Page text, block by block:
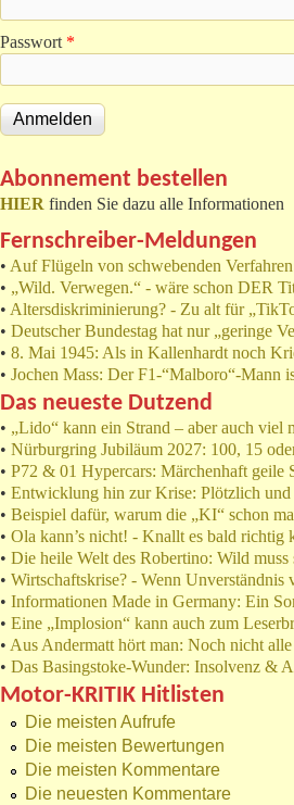
Passwort *
Abonnement bestellen
HIER finden Sie dazu alle Informationen
Fernschreiber-Meldungen
• Auf Flügeln von schwebenden
• „Wild. Verwegen.“ - wäre schon DER
• Altersdiskriminierung? - Zu alt für
• Deutscher Bundestag hat nur „geringe
• 8. Mai 1945: Als in Kallenhardt noch
• Jochen Mass: Der F1-“Malboro“-Mann
Das neueste Dutzend
• „Lido“ kann ein Strand – aber auch viel
• Nürburgring Jubiläum 2027: 100, 15
• P72 & 01 Hypercars: Märchenhaft geile
• Entwicklung hin zur Krise: Plötzlich und
• Beispiel dafür, warum die „KI“ schon
• Ola kann’s nicht! - Knallt es bald richtig
• Die heile Welt des Robertino: Wild muss
• Wirtschaftskrise? - Wenn Unverständnis
• Informationen Made in Germany: Ein
• Eine „Implosion“ kann auch zum
• Aus Andermatt hört man: Noch nicht
• Das Basingstoke-Wunder: Insolvenz &
Motor-KRITIK Hitlisten
Die meisten Aufrufe
Die meisten Bewertungen
Die meisten Kommentare
Die neuesten Kommentare